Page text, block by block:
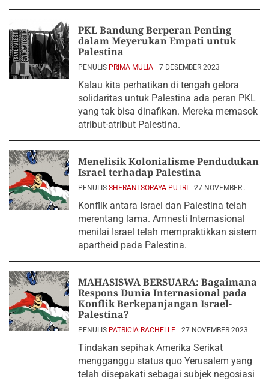
PKL Bandung Berperan Penting
dalam Meyerukan Empati untuk
Palestina
PENULIS PRIMA MULIA 7 DESEMBER 2023
Kalau kita perhatikan di tengah gelora
solidaritas untuk Palestina ada peran PKL
yang tak bisa dinafikan. Mereka memasok
atribut-atribut Palestina.
Menelisik Kolonialisme Pendudukan
Israel terhadap Palestina
PENULIS SHERANI SORAYA PUTRI
27 NOVEMBER
Konflik antara Israel dan Palestina telah
merentang lama. Amnesti Internasional
menilai Israel telah mempraktikkan sistem
apartheid pada Palestina.
MAHASISWA BERSUARA: Bagaimana
Respons Dunia Internasional pada
Konflik Berkepanjangan Israel-
Palestina?
PENULIS PATRICIA RACHELLE 27 NOVEMBER 2023
Tindakan sepihak Amerika Serikat
mengganggu status quo Yerusalem yang
telah disepakati sebagai subjek negosiasi